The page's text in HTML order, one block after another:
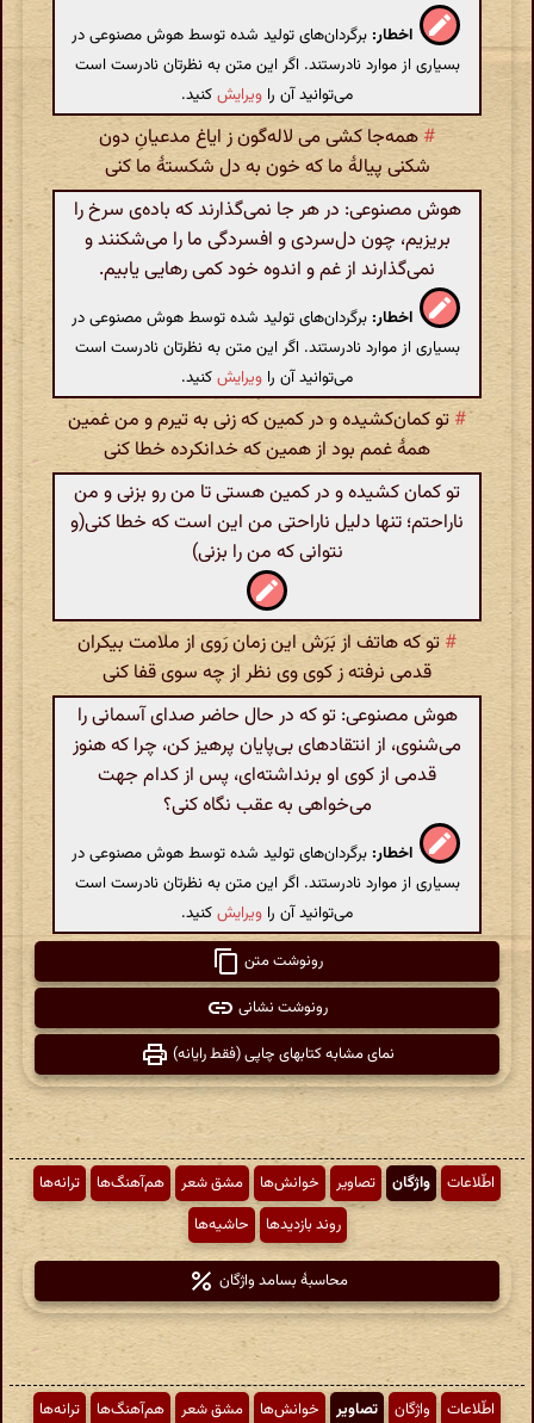
اخطار: برگردان‌های تولید شده توسط هوش مصنوعی در
بسیاری از موارد نادرستند. اگر این متن به نظرتان نادرست است
می‌توانید آن را ویرایشکنید.
# همه‌جا کشی می لاله‌گون ز ایاغ مدعیانِ دون
شکنی پیالهٔ ما که خون به دل شکستهٔ ما کنی
هوش مصنوعی: در هر جا نمی‌گذارند که باده‌ی سرخ را
بریزیم، چون دل‌سردی و افسردگی ما را می‌شکنند و
نمی‌گذارند از غم و اندوه خود کمی رهایی یابیم.
اخطار: برگردان‌های تولید شده توسط هوش مصنوعی در
بسیاری از موارد نادرستند. اگر این متن به نظرتان نادرست است
می‌توانید آن را ویرایشکنید.
# تو کمان‌کشیده و در کمین که زنی به تیرم و من غمین
همهٔ غمم بود از همین که خدا‌نکرده خطا کنی
تو کمان کشیده و در کمین هستی تا من رو بزنی و من
ناراحتم؛ تنها دلیل ناراحتی من این است که خطا کنی(و
نتوانی که من را بزنی)
# تو که هاتف از بَرَش این زمان رَوی از ملامت بیکران
قدمی نرفته ز کوی وی نظر از چه سوی قفا کنی
هوش مصنوعی: تو که در حال حاضر صدای آسمانی را
می‌شنوی، از انتقادهای بی‌پایان پرهیز کن، چرا که هنوز
قدمی از کوی او برنداشته‌ای، پس از کدام جهت
می‌خواهی به عقب نگاه کنی؟
اخطار: برگردان‌های تولید شده توسط هوش مصنوعی در
بسیاری از موارد نادرستند. اگر این متن به نظرتان نادرست است
می‌توانید آن را ویرایشکنید.
رونوشت متن
رونوشت نشانی
نمای مشابه کتابهای چاپی (فقط رایانه)
اطّلاعات واژگان تصاویر خوانش‌ها مشق شعر هم‌آهنگ‌ها
ترانه‌ها
روند بازدیدها
حاشیه‌ها
محاسبهٔ بسامد واژگان
اطّلاعات واژگان تصاویر خوانش‌ها مشق شعر هم‌آهنگ‌ها
ترانه‌ها